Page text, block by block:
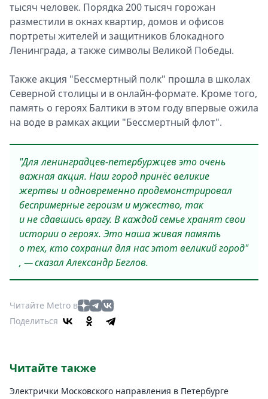
тысяч человек. Порядка 200 тысяч горожан
разместили в окнах квартир, домов и офисов
портреты жителей и защитников блокадного
Ленинграда, а также символы Великой Победы.
Также акция "Бессмертный полк" прошла в школах
Северной столицы и в онлайн-формате. Кроме того,
память о героях Балтики в этом году впервые ожила
на воде в рамках акции "Бессмертный флот".
"Для ленинградцев-петербуржцев это очень
важная акция. Наш город принёс великие
жертвы и одновременно продемонстрировал
беспримерные героизм и мужество, так
и не сдавшись врагу. В каждой семье хранят свои
истории о героях. Это наша живая память
о тех, кто сохранил для нас этот великий город"
, — сказал Александр Беглов.
Читайте Metro в
Поделиться
Читайте также
Электрички Московского направления в Петербурге